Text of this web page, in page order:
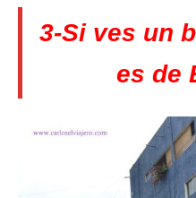
3-Si ves un
es de